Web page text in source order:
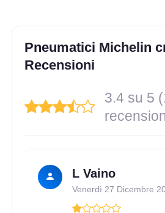
Disponibile
195/55 R15 89V M+S XL
195/65 R15 95V M+S XL
Disponibile
Pneumatici Michelin
Recensioni
3.4 su 5
L Vaino
Venerdì 27 Dicembre